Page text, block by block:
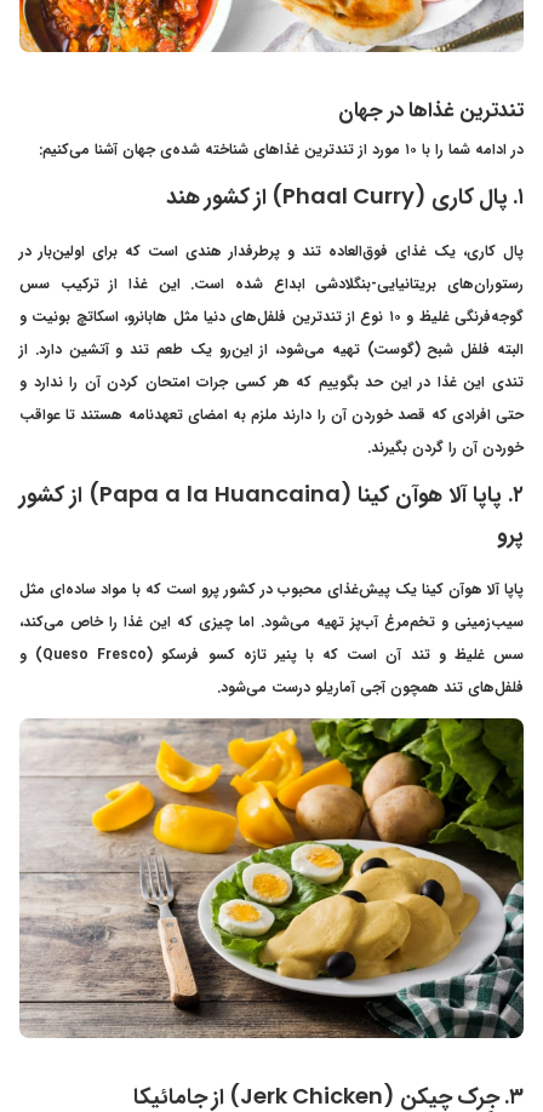
تندترین غذاها در جهان
در ادامه شما را با ۱۰ مورد از تندترین غذاهای شناخته شده‌ی جهان آشنا می‌کنیم:
۱. پال کاری (Phaal Curry) از کشور هند
پال کاری، یک غذای فوق‌العاده تند و پرطرفدار هندی است که برای اولین‌بار در
رستوران‌های بریتانیایی-بنگلادشی ابداع شده است. این غذا از ترکیب سس
گوجه‌فرنگی غلیظ و ۱۰ نوع از تندترین فلفل‌های دنیا مثل هابانرو، اسکاتچ بونیت و
البته فلفل شبح (گوست) تهیه می‌شود، از این‌رو یک طعم تند و آتشین دارد. از
تندی این غذا در این حد بگوییم که هر کسی جرات امتحان کردن آن را ندارد و
حتی افرادی که قصد خوردن آن را دارند ملزم به امضای تعهدنامه هستند تا عواقب
خوردن آن را گردن بگیرند.
۲. پاپا آلا هوآن کینا (Papa a la Huancaina) از کشور
پرو
پاپا آلا هوآن کینا یک پیش‌غذای محبوب در کشور پرو است که با مواد ساده‌ای مثل
سیب‌زمینی و تخم‌مرغ آب‌پز تهیه می‌شود. اما چیزی که این غذا را خاص می‌کند،
سس غلیظ و تند آن است که با پنیر تازه کسو فرسکو (Queso Fresco) و
فلفل‌های تند همچون آجی آماریلو درست می‌شود.
۳. جِرک چیکن (Jerk Chicken) از جامائیکا